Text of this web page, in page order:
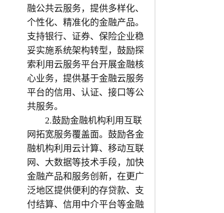
融公共云服务，提供多样化、
个性化、精准化的金融产品。
支持银行、证券、保险企业稳
妥实施系统架构转型，鼓励探
索利用云服务平台开展金融核
心业务，提供基于金融云服务
平台的信用、认证、接口等公
共服务。
2.鼓励金融机构利用互联
网拓宽服务覆盖面。鼓励各金
融机构利用云计算、移动互联
网、大数据等技术手段，加快
金融产品和服务创新，在更广
泛地区提供便利的存贷款、支
付结算、信用中介平台等金融